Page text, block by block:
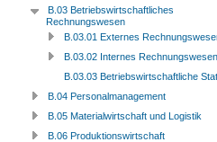
B.03 Betriebswirtschaftliches
Rechnungswesen
B.03.01 Externes
B.03.02 Internes Rechnungswesen
B.03.03 Betriebswirtschaftliche
B.04 Personalmanagement
B.05 Materialwirtschaft und Logistik
B.06 Produktionswirtschaft